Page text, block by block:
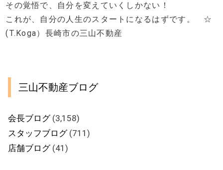
その覚悟で、自分を変えていくしかない！
これが、自分の人生のスタートになるはずです。 ☆
(T.Koga）長崎市の三山不動産
三山不動産ブログ
会長ブログ(3,158)
スタッフブログ(711)
店舗ブログ(41)